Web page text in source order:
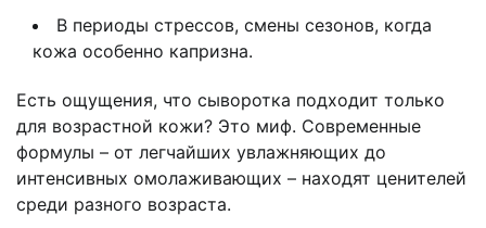
В периоды стрессов, смены сезонов, когда
кожа особенно капризна.
Есть ощущения, что сыворотка подходит только
для возрастной кожи? Это миф. Современные
формулы – от легчайших увлажняющих до
интенсивных омолаживающих – находят ценителей
среди разного возраста.